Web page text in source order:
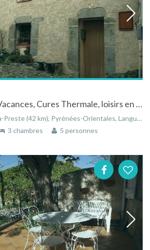
Location: Pour Vacances, Cures Thermale, loisirs en Montagne. Se Ressourcer dans une Maison en pierres à Prats de Mollo la Preste.
km), Pyrénées-Orientales, Languedoc-Roussillon, Occitanie, France
3 chambres 5 personnes